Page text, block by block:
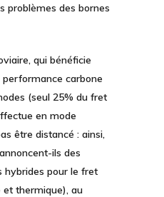
problèmes des bornes
, qui bénéficie
performance carbone
(seul 25% du fret
en mode
être distancé : ainsi,
ils des
hybrides pour le fret
et thermique), au